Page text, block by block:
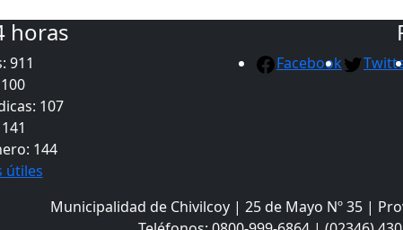
horas
911
107
144
útiles
Facebook
Municipalidad de Chivilcoy | 25 de Mayo Nº 35 |